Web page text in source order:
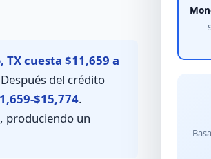
cuesta $11,659 a
del crédito
$15,774.
produciendo un